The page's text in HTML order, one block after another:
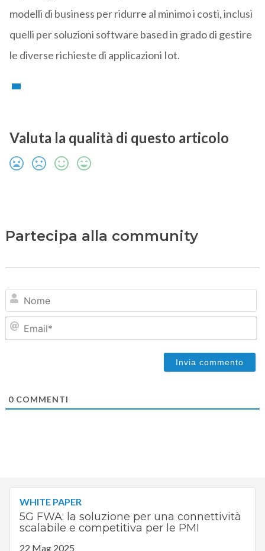
modelli di business per ridurre al minimo i costi, inclusi
quelli per soluzioni software based in grado di gestire
le diverse richieste di applicazioni Iot.
Valuta la qualità di questo articolo
Partecipa alla community
0COMMENTI
WHITE PAPER
5G FWA: la soluzione per una connettività
scalabile e competitiva per le PMI
22 Mag 2025